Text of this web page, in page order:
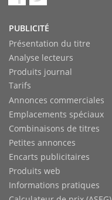
PUBLICITÉ
Présentation du titre
Analyse lecteurs
Produits journal
Tarifs
Annonces commerciales
Emplacements spéciaux
Combinaisons de titres
Petites annonces
Encarts publicitaires
Produits web
Informations pratiques